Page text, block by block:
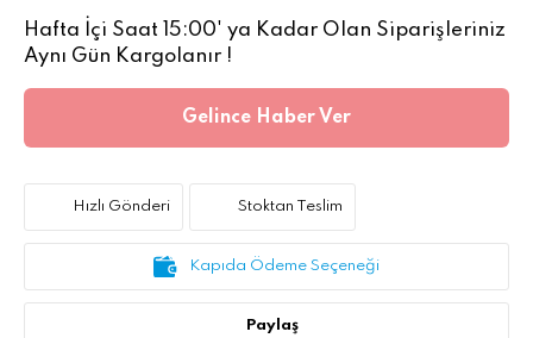
Hafta İçi Saat 15:00' ya Kadar Olan Siparişleriniz
Aynı Gün Kargolanır !
Gelince Haber Ver
Hızlı Gönderi Stoktan Teslim
Kapıda Ödeme Seçeneği
Paylaş